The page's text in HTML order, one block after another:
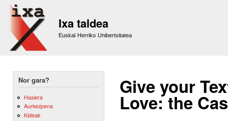
Ixa taldea
Euskal Herriko Unibertsitatea
Nor gara?
Hasiera
Aurkezpena
Kideak
Give your
Love: the